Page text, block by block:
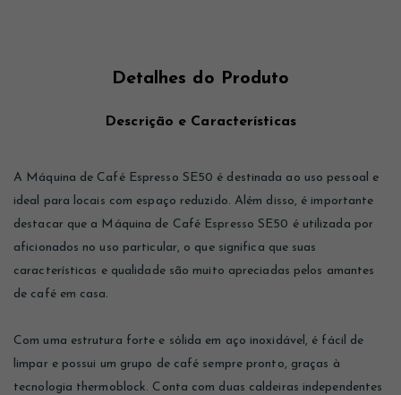
Detalhes do Produto
Descrição e Características
A Máquina de Café Espresso SE50 é destinada ao uso pessoal e
ideal para locais com espaço reduzido. Além disso, é importante
destacar que a Máquina de Café Espresso SE50 é utilizada por
aficionados no uso particular, o que significa que suas
características e qualidade são muito apreciadas pelos amantes
de café em casa.
Com uma estrutura forte e sólida em aço inoxidável, é fácil de
limpar e possui um grupo de café sempre pronto, graças à
tecnologia thermoblock. Conta com duas caldeiras independentes